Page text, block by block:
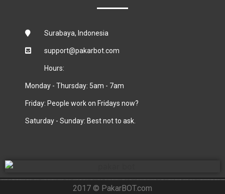
Surabaya, Indonesia
support@pakarbot.com
Hours:
Monday - Thursday: 5am - 7am
Friday: People work on Fridays now?
Saturday - Sunday: Best not to ask.
2017 © PakarBOT.com